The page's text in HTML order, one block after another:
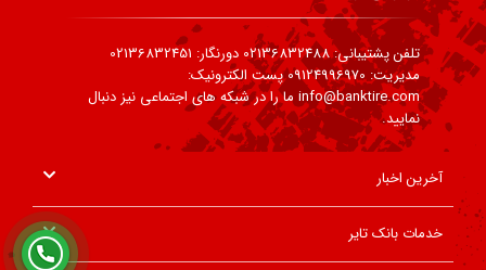
تلفن پشتیبانی: 02136832488 دورنگار: 02136832451
مدیریت: 09124996970 پست الکترونیک:
info@banktire.com ما را در شبکه های اجتماعی نیز دنبال
نمایید.
آخرین اخبار
خدمات بانک تایر